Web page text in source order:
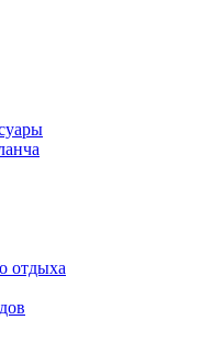
отдыха